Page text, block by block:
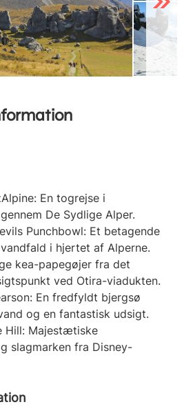
En togrejse i
De Sydlige Alper.
Punchbowl: Et betagende
i hjertet af Alperne.
kea-papegøjer fra det
ved Otira-viadukten.
En fredfyldt bjergsø
og en fantastisk udsigt.
Hill: Majestætiske
slagmarken fra Disney-